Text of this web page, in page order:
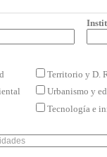
Territorio y D.
Urbanismo y
Tecnología e